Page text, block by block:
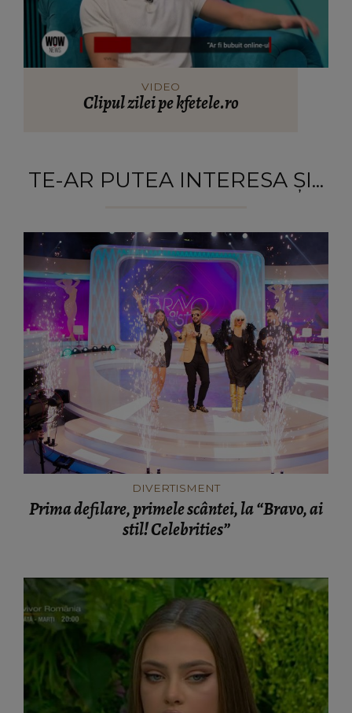
VIDEO
Clipul zilei pe kfetele.ro
TE-AR PUTEA INTERESA ȘI...
DIVERTISMENT
Prima defilare, primele scântei, la “Bravo, ai
stil! Celebrities”